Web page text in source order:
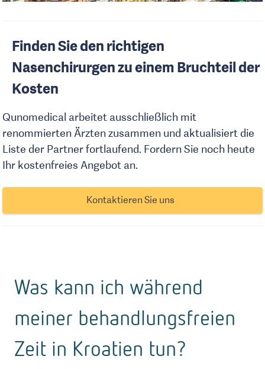
Finden Sie den richtigen
Nasenchirurgen zu einem Bruchteil der
Kosten
Qunomedical arbeitet ausschließlich mit
renommierten Ärzten zusammen und aktualisiert die
Liste der Partner fortlaufend. Fordern Sie noch heute
Ihr kostenfreies Angebot an.
Kontaktieren Sie uns
Was kann ich während
meiner behandlungsfreien
Zeit in Kroatien tun?